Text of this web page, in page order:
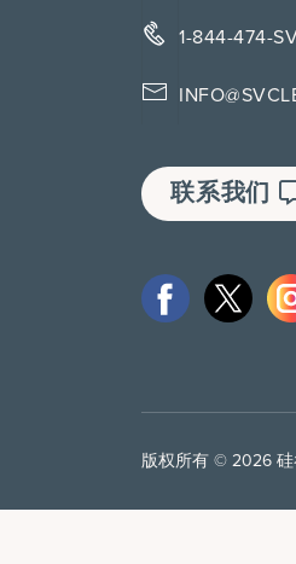
1-844-474-
联系我们
版权所有 © 2026 硅